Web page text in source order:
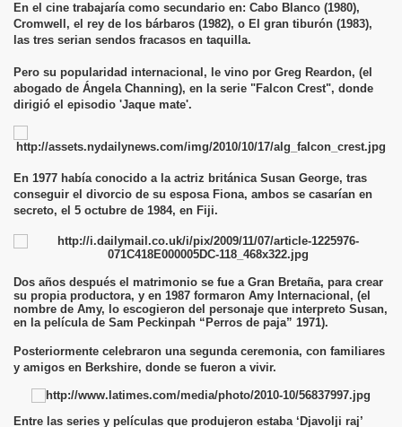
En el cine trabajaría como secundario en: Cabo Blanco (1980),
Cromwell, el rey de los bárbaros (1982), o El gran tiburón (1983),
las tres serian sendos fracasos en taquilla.
Pero su popularidad internacional, le vino por Greg Reardon, (el
abogado de Ángela Channing), en la serie "Falcon Crest", donde
dirigió el episodio 'Jaque mate'.
En 1977 había conocido a la actriz británica Susan George, tras
conseguir el divorcio de su esposa Fiona, ambos se casarían en
secreto, el 5 octubre de 1984, en Fiji.
Dos años después el matrimonio se fue a Gran Bretaña, para crear
su propia productora, y en 1987 formaron Amy Internacional, (el
nombre de Amy, lo escogieron del personaje que interpreto Susan,
en la película de Sam Peckinpah “Perros de paja” 1971).
Posteriormente celebraron una segunda ceremonia, con familiares
y amigos en Berkshire, donde se fueron a vivir.
Entre las series y películas que produjeron estaba ‘Djavolji raj’